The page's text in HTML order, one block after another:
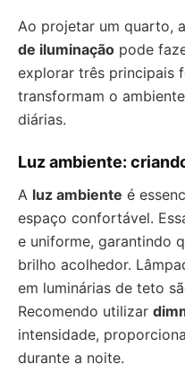
Ao projetar um quarto,
de iluminação pode
explorar três principais
transformam o
diárias.
Luz ambiente:
A luz ambiente é
espaço confortável.
e uniforme, garantindo
brilho acolhedor.
em luminárias de teto
Recomendo utilizar
intensidade,
durante a noite.